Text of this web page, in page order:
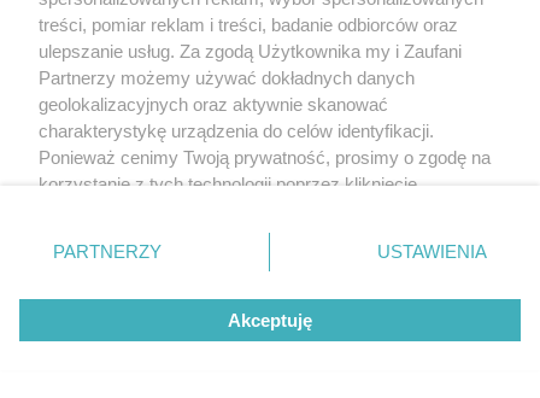
treści, pomiar reklam i treści, badanie odbiorców oraz
ulepszanie usług. Za zgodą Użytkownika my i Zaufani
Partnerzy możemy używać dokładnych danych
geolokalizacyjnych oraz aktywnie skanować
charakterystykę urządzenia do celów identyfikacji.
Ponieważ cenimy Twoją prywatność, prosimy o zgodę na
korzystanie z tych technologii poprzez kliknięcie
zmienić/wycofać klikając przycisk ustawień prywatności
znajdujący się w lewym dolnym rogu strony
rodzaje przetwarzania danych nie wymagają zgody
użytkownika, ale masz prawo sprzeciwić się takiemu
przetwarzaniu. Preferencje będą miały zastosowanie tylko
PARTNERZY USTAWIENIA
Akceptuję